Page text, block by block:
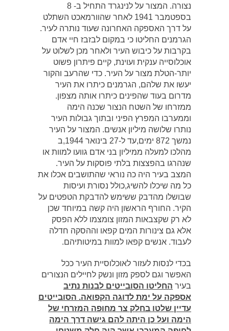
נצורה. המצור על לנינגרד התחיל ב- 8
בספטמבר 1941 לאחר שהוורמאכט השתלט
על דרך האספקה האחרונה שעוד נותרה לעיר.
הגרמנים החליטו כי במקום לבזבז חיי אדם
בקרבות על כיבוש העיר ולאחר מכן לשלוט על
אוכלוסייה ענקית ועוינת, קיים פיתרון פשוט
יותר-הטלת מצור על העיר. כדי שהרעב והקור
יעשו את שלהם, הגרמנים כיתרו את העיר
מדרום בעוד שהפינים כיתרו אותה מצפון.
ממזרחו של השטח הנצור שכנה הימה
וממערבו המפרץ הפיני ובתוך גבולות העיר
נותרו שלושה מיליון אנשים. המצור על העיר
נמשך 872 ימים,עד ל-27 בינואר 1944,ב
מהלכו למעלה ממיליון בני אדם גוועו למוות או
שנהרגו בהפצצות בלתי פוסקות על העיר.
המצב בעיר היה כה נוראי שהתושבים אכלו את
כל מה שיכלו להשיג,כולל נסורת ועיסות
שבושלו מהדבק ששימש להדבקת הטפטים על
הקיר. החורף הראשון היה קשה במיוחד שכן
לא רק שקצבאות המזון צומצמו ללא הפסק
אלא גם צינורות המים קפאו וההסקה חדלה
לעבוד. אנשים קפאו למוות במיטותיהם.
בכדי לנסות לעזור לאוכלוסיית העיר ככל
האפשר וגם לספק מזון ונשק לחיילים הנצורים
בעיר החליטו הסובייטים לבנות נתיב
אספקה על ימת לדוגה הקפואה. הסובייטים
עדיין שלטו בחלק צר מחופה המזרחי של
הימה ועל כן היתה להם גישה דרך הימה